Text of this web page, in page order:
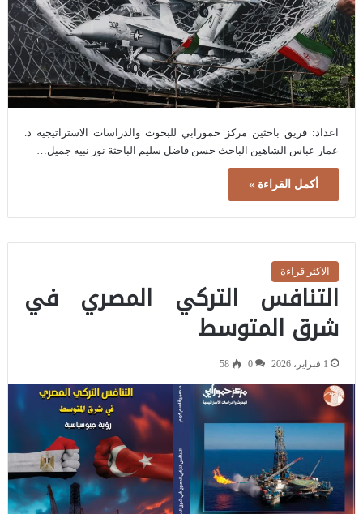
اعداد: فريق باحثين مركز حمورابي للبحوث والدراسات الاستراتيجية د.
عمار عباس الشاهين الباحث حسن فاضل سليم الباحثة نور نبيه جميل…
أكمل القراءة »
الاكثر قراءة
التنافس التركي المصري في
شرق المتوسط
1 فبراير، 2026 0
58